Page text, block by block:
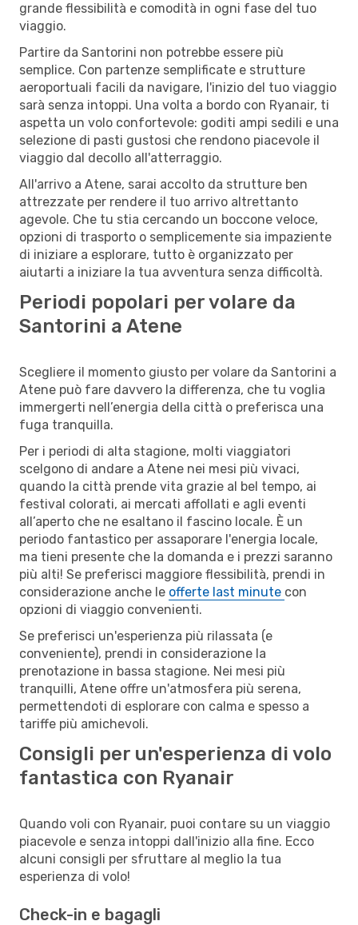
grande flessibilità e comodità in ogni fase del tuo
viaggio.
Partire da Santorini non potrebbe essere più
semplice. Con partenze semplificate e strutture
aeroportuali facili da navigare, l'inizio del tuo viaggio
sarà senza intoppi. Una volta a bordo con Ryanair, ti
aspetta un volo confortevole: goditi ampi sedili e una
selezione di pasti gustosi che rendono piacevole il
viaggio dal decollo all'atterraggio.
All'arrivo a Atene, sarai accolto da strutture ben
attrezzate per rendere il tuo arrivo altrettanto
agevole. Che tu stia cercando un boccone veloce,
opzioni di trasporto o semplicemente sia impaziente
di iniziare a esplorare, tutto è organizzato per
aiutarti a iniziare la tua avventura senza difficoltà.
Periodi popolari per volare da
Santorini a Atene
Scegliere il momento giusto per volare da Santorini a
Atene può fare davvero la differenza, che tu voglia
immergerti nell’energia della città o preferisca una
fuga tranquilla.
Per i periodi di alta stagione, molti viaggiatori
scelgono di andare a Atene nei mesi più vivaci,
quando la città prende vita grazie al bel tempo, ai
festival colorati, ai mercati affollati e agli eventi
all’aperto che ne esaltano il fascino locale. È un
periodo fantastico per assaporare l'energia locale,
ma tieni presente che la domanda e i prezzi saranno
più alti! Se preferisci maggiore flessibilità, prendi in
considerazione anche le offerte last minute con
opzioni di viaggio convenienti.
Se preferisci un'esperienza più rilassata (e
conveniente), prendi in considerazione la
prenotazione in bassa stagione. Nei mesi più
tranquilli, Atene offre un'atmosfera più serena,
permettendoti di esplorare con calma e spesso a
tariffe più amichevoli.
Consigli per un'esperienza di volo
fantastica con Ryanair
Quando voli con Ryanair, puoi contare su un viaggio
piacevole e senza intoppi dall'inizio alla fine. Ecco
alcuni consigli per sfruttare al meglio la tua
esperienza di volo!
Check-in e bagagli